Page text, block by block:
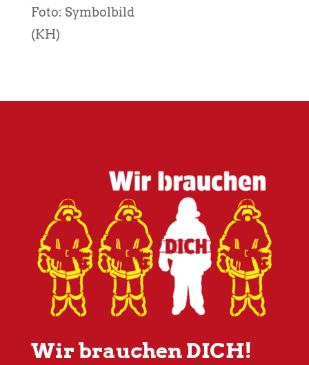
Foto: Symbolbild
(KH)
Wir brauchen DICH!